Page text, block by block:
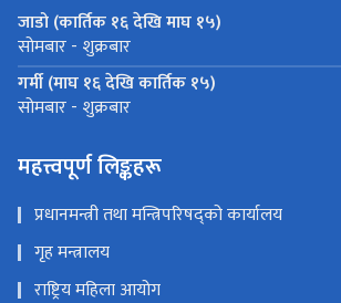
जाडो (कार्तिक १६ देखि माघ १५)
सोमबार - शुक्रबार
गर्मी (माघ १६ देखि कार्तिक १५)
सोमबार - शुक्रबार
महत्त्वपूर्ण लिङ्कहरू
प्रधानमन्त्री तथा मन्त्रिपरिषद्को कार्यालय
गृह मन्त्रालय
राष्ट्रिय महिला आयोग